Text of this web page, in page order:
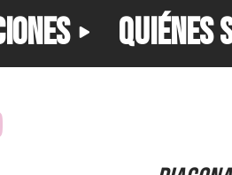
QUIÉNES